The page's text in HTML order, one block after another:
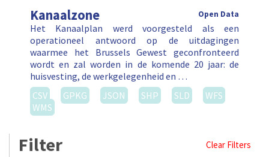
Kanaalzone Open Data
Het Kanaalplan werd voorgesteld als een
operationeel antwoord op de uitdagingen
waarmee het Brussels Gewest geconfronteerd
wordt en zal worden in de komende 20 jaar: de
huisvesting, de werkgelegenheid en …
CSV
GPKG JSON SHP SLD
WFS
WMS
Filter Clear Filters